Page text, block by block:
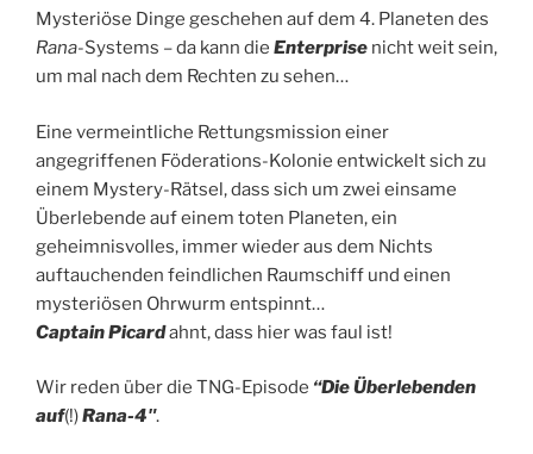
Mysteriöse Dinge geschehen auf dem 4. Planeten des
Rana-Systems – da kann die Enterprise nicht weit sein,
um mal nach dem Rechten zu sehen…
Eine vermeintliche Rettungsmission einer
angegriffenen Föderations-Kolonie entwickelt sich zu
einem Mystery-Rätsel, dass sich um zwei einsame
Überlebende auf einem toten Planeten, ein
geheimnisvolles, immer wieder aus dem Nichts
auftauchenden feindlichen Raumschiff und einen
mysteriösen Ohrwurm entspinnt…
Captain Picardahnt, dass hier was faul ist!
Wir reden über die TNG-Episode “Die Überlebenden
auf(!)Rana-4″.